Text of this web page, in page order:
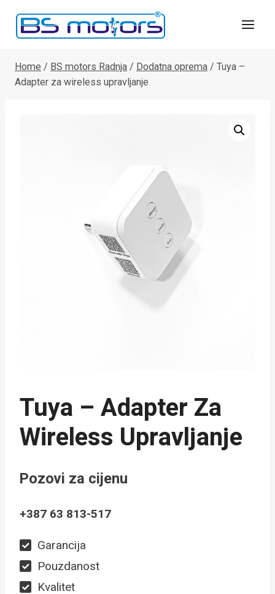
Home / BS motors Radnja / Dodatna oprema / Tuya –
Adapter za wireless upravljanje
Tuya – Adapter Za
Wireless Upravljanje
Pozovi za cijenu
+387 63 813-517
Garancija
Pouzdanost
Kvalitet